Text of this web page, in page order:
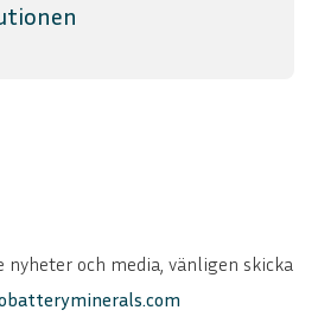
nyheter och media, vänligen skicka